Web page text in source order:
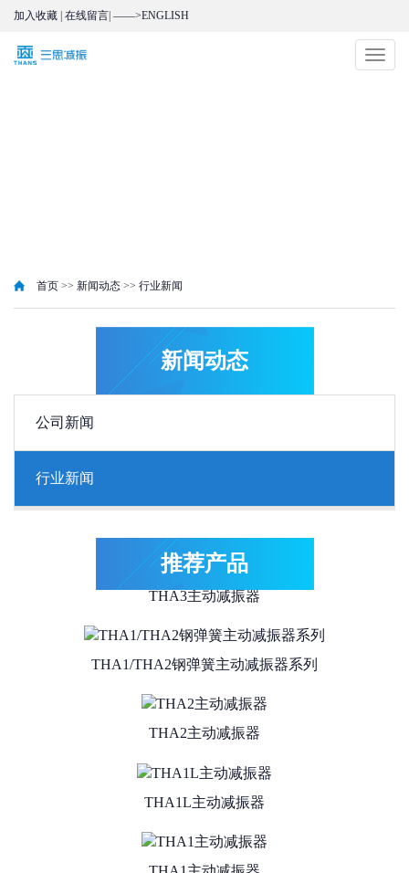
加入收藏 在线留言 ——>ENGLISH
切
换
首页 >> 新闻动态 >> 行业新闻
新闻动态
公司新闻
行业新闻
推荐产品
THA4系列抗冲击型主动减振器
THA3主动减振器
THA1/THA2钢弹簧主动减振器系列
THA2主动减振器
THA1L主动减振器
THA1主动减振器